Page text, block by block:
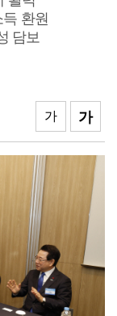
상무지구는 직장소비·여수는 관광객…상권 생존법 달랐다
환원
담보
가
가